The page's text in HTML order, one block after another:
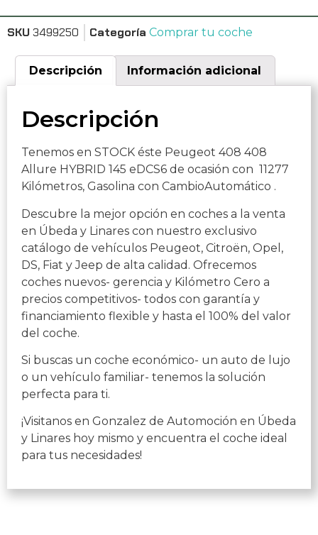
SKU 3499250 Categoría Comprar tu coche
Descripción Información adicional
Descripción
Tenemos en STOCK éste Peugeot 408 408
Allure HYBRID 145 eDCS6 de ocasión con 11277
Kilómetros, Gasolina con CambioAutomático .
Descubre la mejor opción en coches a la venta
en Úbeda y Linares con nuestro exclusivo
catálogo de vehículos Peugeot, Citroën, Opel,
DS, Fiat y Jeep de alta calidad. Ofrecemos
coches nuevos- gerencia y Kilómetro Cero a
precios competitivos- todos con garantía y
financiamiento flexible y hasta el 100% del valor
del coche.
Si buscas un coche económico- un auto de lujo
o un vehículo familiar- tenemos la solución
perfecta para ti.
¡Visitanos en Gonzalez de Automoción en Úbeda
y Linares hoy mismo y encuentra el coche ideal
para tus necesidades!